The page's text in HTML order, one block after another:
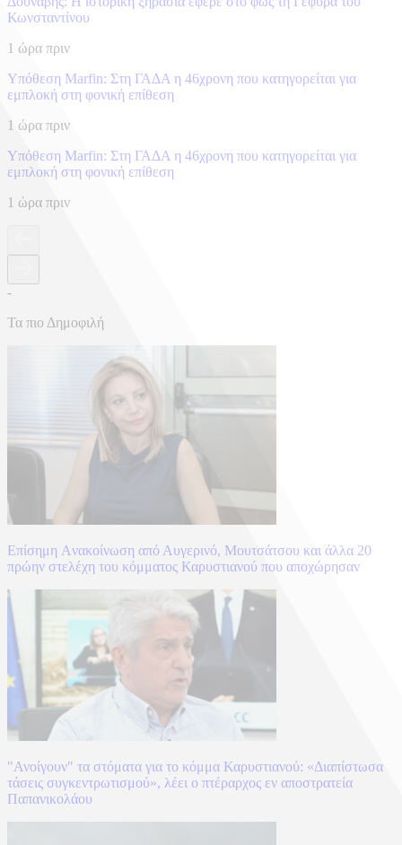
Κωνσταντίνου
1 ώρα πριν
Υπόθεση Marfin: Στη ΓΑΔΑ η 46χρονη που κατηγορείται για
εμπλοκή στη φονική επίθεση
1 ώρα πριν
Υπόθεση Marfin: Στη ΓΑΔΑ η 46χρονη που κατηγορείται για
εμπλοκή στη φονική επίθεση
1 ώρα πριν
-
Τα πιο Δημοφιλή
Επίσημη Aνακοίνωση από Αυγερινό, Μουτσάτσου και άλλα 20
πρώην στελέχη του κόμματος Καρυστιανού που αποχώρησαν
"Ανοίγουν" τα στόματα για το κόμμα Καρυστιανού: «Διαπίστωσα
τάσεις συγκεντρωτισμού», λέει ο πτέραρχος εν αποστρατεία
Παπανικολάου